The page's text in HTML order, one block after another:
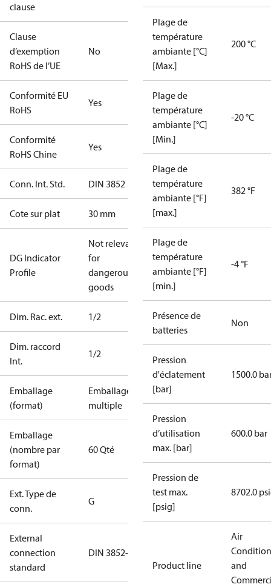
clause
Clause
d’exemption
RoHS de l’UE
No
Conformité EU
RoHS
Yes
Conformité
RoHS Chine
Yes
Conn. Int. Std. DIN 3852
Cote sur plat 30 mm
DG Indicator
Profile
Not relevant
for
dangerous
goods
Dim. Rac. ext. 1/2
Dim. raccord
Int.
1/2
Emballage
(format)
Emballage
multiple
Emballage
(nombre par
format)
60 Qté
Ext. Type de
conn.
G
External
connection
standard
DIN 3852-E
Plage de
température
ambiante [°C]
[Max.]
200 °C
Plage de
température
ambiante [°C]
[Min.]
-20 °C
Plage de
température
ambiante [°F]
[max.]
382 °F
Plage de
température
ambiante [°F]
[min.]
-4 °F
Présence de
batteries
Non
Pression
d'éclatement
[bar]
1500.0
Pression
d’utilisation
max. [bar]
600.0 bar
Pression de
test max.
[psig]
8702.0
Product line
Air
and